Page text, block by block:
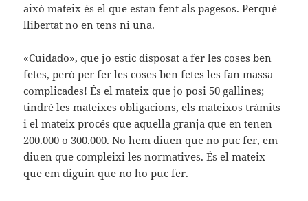
això mateix és el que estan fent als pagesos. Perquè
llibertat no en tens ni una.
«Cuidado», que jo estic disposat a fer les coses ben
fetes, però per fer les coses ben fetes les fan massa
complicades! És el mateix que jo posi 50 gallines;
tindré les mateixes obligacions, els mateixos tràmits
i el mateix procés que aquella granja que en tenen
200.000 o 300.000. No hem diuen que no puc fer, em
diuen que compleixi les normatives. És el mateix
que em diguin que no ho puc fer.